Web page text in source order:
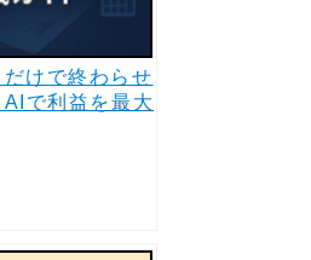
けで終わらせ
で利益を最大